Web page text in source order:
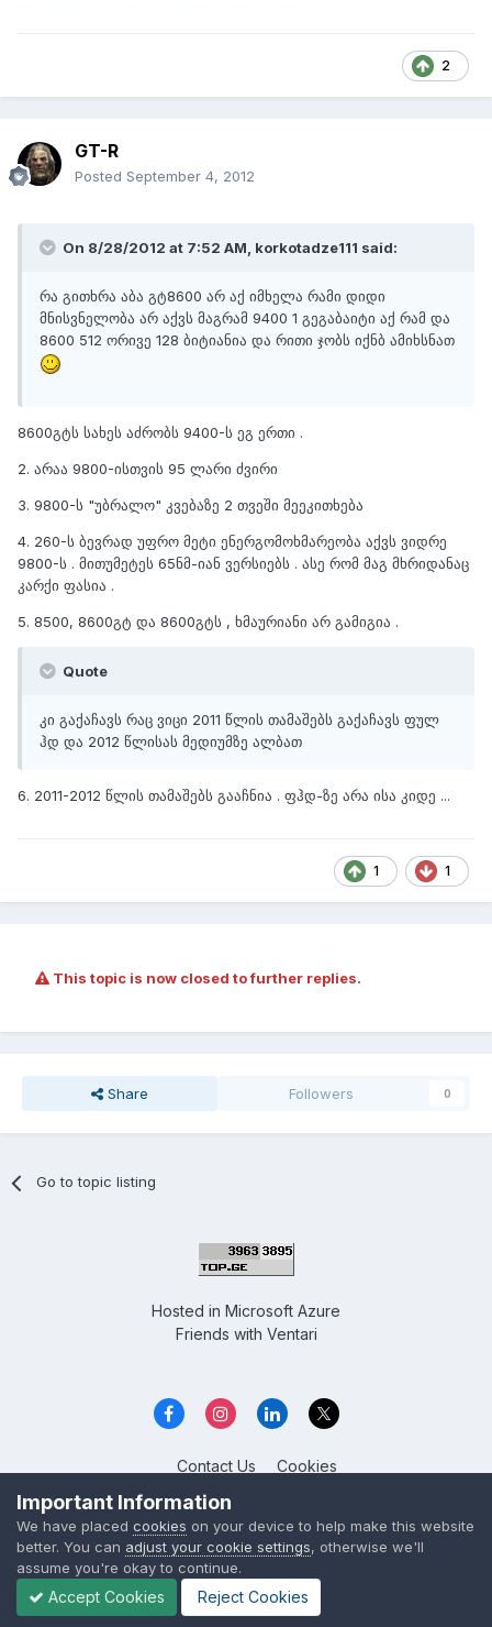
2
GT-R
Posted September 4, 2012
On 8/28/2012 at 7:52 AM, korkotadze111 said:
რა გითხრა აბა გტ8600 არ აქ იმხელა რამი დიდი
მნისვნელობა არ აქვს მაგრამ 9400 1 გეგაბაიტი აქ რამ და
8600 512 ორივე 128 ბიტიანია და რითი ჯობს იქნბ ამიხსნათ
8600გტს სახეს აძრობს 9400-ს ეგ ერთი .
2. არაა 9800-ისთვის 95 ლარი ძვირი
3. 9800-ს "უბრალო" კვებაზე 2 თვეში მეეკითხება
4. 260-ს ბევრად უფრო მეტი ენერგომოხმარეობა აქვს ვიდრე
9800-ს . მითუმეტეს 65ნმ-იან ვერსიებს . ასე რომ მაგ მხრიდანაც
კარქი ფასია .
5. 8500, 8600გტ და 8600გტს , ხმაურიანი არ გამიგია .
Quote
კი გაქაჩავს რაც ვიცი 2011 წლის თამაშებს გაქაჩავს ფულ
ჰდ და 2012 წლისას მედიუმზე ალბათ
6. 2011-2012 წლის თამაშებს გააჩნია . ფჰდ-ზე არა ისა კიდე ...
1 1
This topic is now closed to further replies.
Share Followers 0
Go to topic listing
Hosted in Microsoft Azure
Friends with Ventari
Contact Us Cookies
Overclockers GE
Powered by Invision Community
Important Information
We have placed cookies on your device to help make this website
better. You can adjust your cookie settings, otherwise we'll
assume you're okay to continue.
Accept Cookies Reject Cookies